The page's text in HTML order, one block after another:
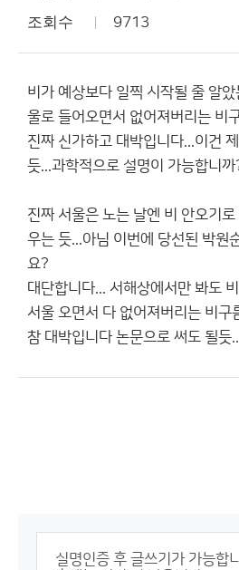
조회수 9713
비가 예상보다 일찍 시작될 줄 알
울로 들어오면서 없어져버리는 비
진짜 신가하고 대박입니다...이건
듯...과학적으로 설명이 가능합니까
진짜 서울은 노는 날엔 비 안오기
우는 듯...아님 이번에 당선된 박원
요?
대단합니다... 서해상에서만 봐도
서울 오면서 다 없어져버리는 비구
참 대박입니다 논문으로 써도 될듯